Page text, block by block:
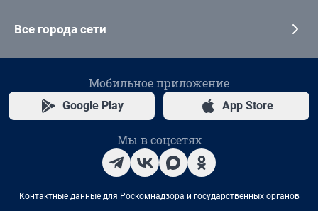
Все города сети
Мобильное приложение
Google Play App Store
Мы в соцсетях
Контактные данные для Роскомнадзора и государственных органов